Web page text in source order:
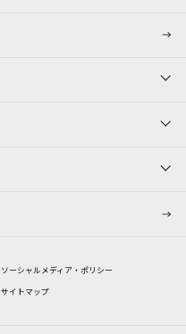
ソーシャルメディア・ポリシー
サイトマップ